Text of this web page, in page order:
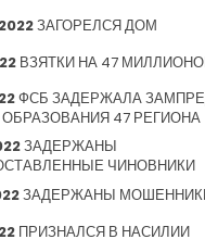
ЗАГОРЕЛСЯ ДОМ
ВЗЯТКИ НА 47
ФСБ ЗАДЕРЖАЛА
47 РЕГИОНА
ЗАДЕРЖАНЫ
ЧИНОВНИКИ
ЗАДЕРЖАНЫ
ПРИЗНАЛСЯ В НАСИЛИИ